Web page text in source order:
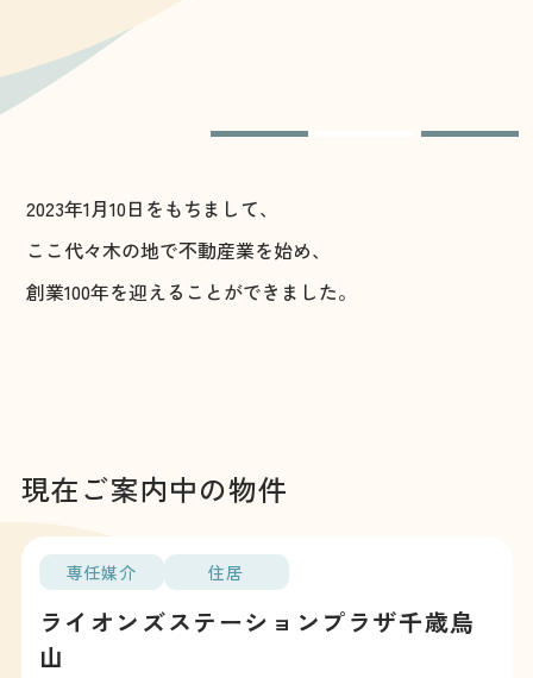
2023年1月10日をもちまして、
ここ代々木の地で不動産業を始め、
創業100年を迎えることができました。
現在ご案内中の物件
専任媒介 住居
ライオンズステーションプラザ千歳烏
山